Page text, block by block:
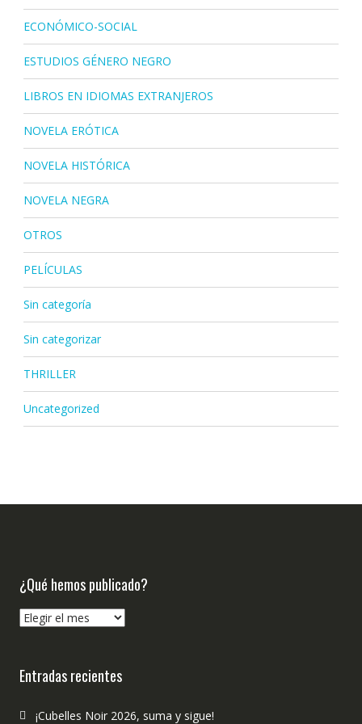
ECONÓMICO-SOCIAL
ESTUDIOS GÉNERO NEGRO
LIBROS EN IDIOMAS EXTRANJEROS
NOVELA ERÓTICA
NOVELA HISTÓRICA
NOVELA NEGRA
OTROS
PELÍCULAS
Sin categoría
Sin categorizar
THRILLER
Uncategorized
¿Qué hemos publicado?
¿Qué
Entradas recientes
¡Cubelles Noir 2026, suma y sigue!